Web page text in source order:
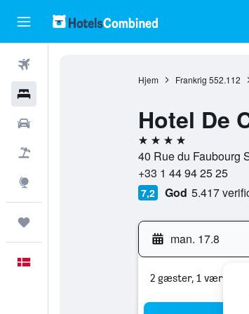
Hjem Frankrig 552.112
Hotel De
4 stjerner
40 Rue du Faubourg
+33 1 44 94 25 25
7,2 God 5.417
man. 17.8
2 gæster, 1 værelse